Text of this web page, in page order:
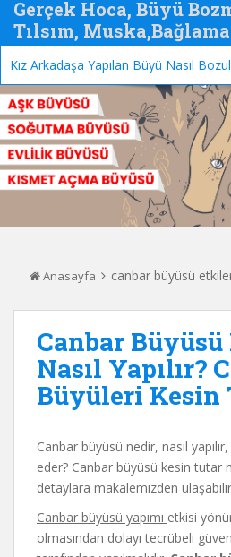
Gerçek Hoca, Büyü
Tılsım,
Kız Arkadaşa Yapılan Büyü Nasıl
Anasayfa canbar büyüsü
Canbar Büyüsü
Nasıl Yapılır?
Büyüleri Kesin
Canbar büyüsü nedir, nasıl
eder? Canbar büyüsü kesin tutar
detaylara makalemizden
Canbar büyüsü yapımı etkisi
olmasından dolayı tecrübeli